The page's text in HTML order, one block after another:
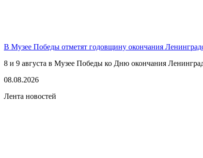
В Музее Победы отметят годовщину окончания
8 и 9 августа в Музее Победы ко Дню окончания
08.08.2026
Лента новостей